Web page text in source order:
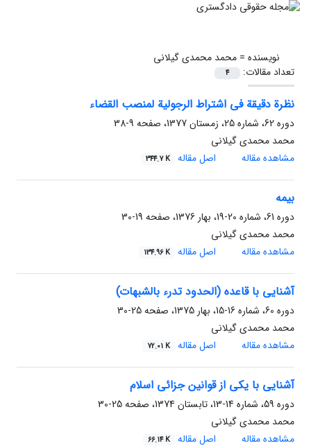
نویسنده =محمد محمدی گیلانی
تعداد مقالات:
4
نظرة دقیقة فی اشتراط الرجولیة لمنصب القضاء
دوره 62، شماره 25، زمستان 1377، صفحه
9-38
محمد محمدی گیلانی
مشاهده مقاله
اصل مقاله 344.7 K
بیمه
دوره 61، شماره 20-19، بهار 1376، صفحه
19-30
محمد محمدی گیلانی
مشاهده مقاله
اصل مقاله 134.96 K
آشنایی با قاعده (الحدود تدرء بالشبهات)
دوره 60، شماره 16-15، بهار 1375، صفحه
25-30
محمد محمدی گیلانی
مشاهده مقاله
اصل مقاله 72.01 K
آشنایی با یکی از قوانین جزائی اسلام
دوره 59، شماره 14-13، تابستان 1374، صفحه
25-30
محمد محمدی گیلانی
مشاهده مقاله
اصل مقاله 66.14 K